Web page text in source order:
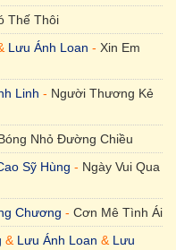
Thế Thôi
Lưu Ánh Loan - Xin Em
Linh - Người Thương Kẻ
Nhỏ Đường Chiều
Sỹ Hùng - Ngày Vui Qua
Chương - Cơn Mê Tình Ái
& Lưu Ánh Loan & Lưu